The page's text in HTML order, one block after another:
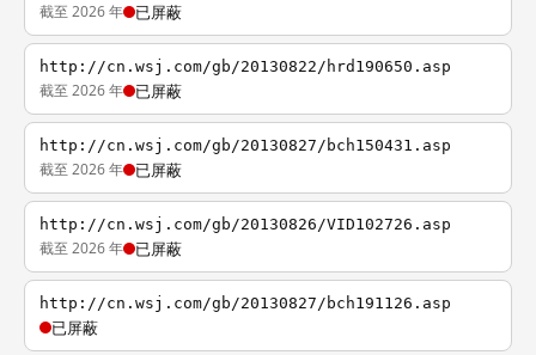
截至 2026 年 已屏蔽
http://cn.wsj.com/gb/20130822/hrd190650.asp
截至 2026 年 已屏蔽
http://cn.wsj.com/gb/20130827/bch150431.asp
截至 2026 年 已屏蔽
http://cn.wsj.com/gb/20130826/VID102726.asp
截至 2026 年 已屏蔽
http://cn.wsj.com/gb/20130827/bch191126.asp
已屏蔽